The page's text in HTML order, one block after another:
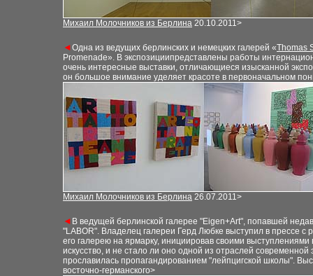
Михаил Молочников из Берлина 20.10.2011>
◄Одна из ведущих берлинских и немецких галерей «Thomas
Promenade». В экспозициипредставлены работы
очень интересные выставки, отличающиеся изысканной
он большое внимание уделяет красоте в первоначальном
Михаил Молочников из Берлина 26.07.2011>
◄ В ведущей берлинской галерее "Eigen+Art", попавшей
"LABOR". Владелец галереи Герд Любке выступил в прессе с
его галерею на ярмарку, инициировав своими выступлениями
искусство, и не стало ли оно одной из отраслей современной
прославилась пропагандированием "лейпцигской школы".
восточно-германского>